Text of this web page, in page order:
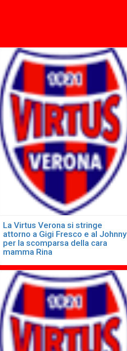
La Virtus Verona si stringe
attorno a Gigi Fresco e al Johnny
per la scomparsa della cara
mamma Rina